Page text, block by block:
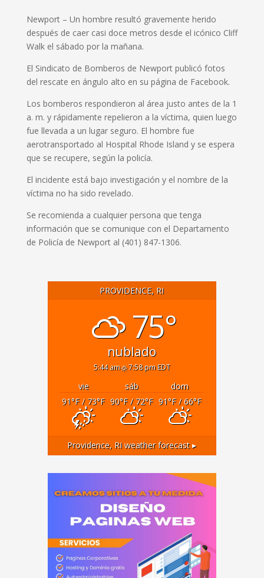
Newport – Un hombre resultó gravemente herido
después de caer casi doce metros desde el icónico Cliff
Walk el sábado por la mañana.
El Sindicato de Bomberos de Newport publicó fotos
del rescate en ángulo alto en su página de Facebook.
Los bomberos respondieron al área justo antes de la 1
a. m. y rápidamente repelieron a la víctima, quien luego
fue llevada a un lugar seguro. El hombre fue
aerotransportado al Hospital Rhode Island y se espera
que se recupere, según la policía.
El incidente está bajo investigación y el nombre de la
víctima no ha sido revelado.
Se recomienda a cualquier persona que tenga
información que se comunique con el Departamento
de Policía de Newport al (401) 847-1306.
PROVIDENCE, RI
75°
nublado
5:44 am 7:58 pm EDT
vie sáb
dom
91°F/ 73°F 90°F/ 72°F 91°F/ 66°F
Providence, RI weather forecast ▸